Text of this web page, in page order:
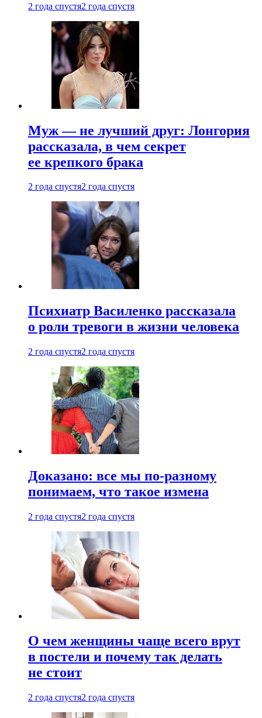
2 года спустя2 года спустя
Муж — не лучший друг: Лонгория
рассказала, в чем секрет
ее крепкого брака
2 года спустя2 года спустя
Психиатр Василенко рассказала
о роли тревоги в жизни человека
2 года спустя2 года спустя
Доказано: все мы по-разному
понимаем, что такое измена
2 года спустя2 года спустя
О чем женщины чаще всего врут
в постели и почему так делать
не стоит
2 года спустя2 года спустя